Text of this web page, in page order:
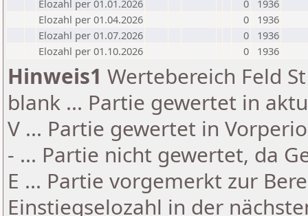
Elozahl per 01.01.2026
0
1936
Elozahl per 01.04.2026
0
1936
Elozahl per 01.07.2026
0
1936
Elozahl per 01.10.2026
0 1936
Hinweis1 Wertebereich Feld
blank ... Partie gewertet in
V ... Partie gewertet in
- ... Partie nicht gewertet, da
E ... Partie vorgemerkt zur
Einstiegselozahl in der